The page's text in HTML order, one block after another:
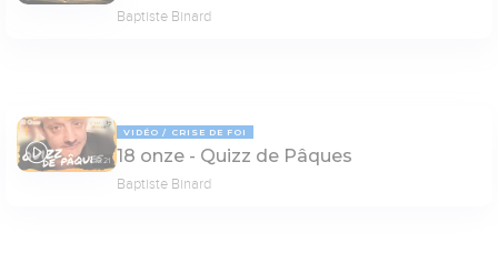
Baptiste Binard
16:21
VIDÉO CRISE DE FOI
18 onze - Quizz de Pâques
Baptiste Binard